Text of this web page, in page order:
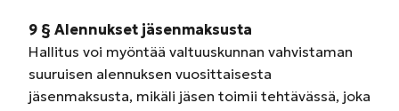
9 § Alennukset jäsenmaksusta
Hallitus voi myöntää valtuuskunnan vahvistaman
suuruisen alennuksen vuosittaisesta
jäsenmaksusta, mikäli jäsen toimii tehtävässä, joka